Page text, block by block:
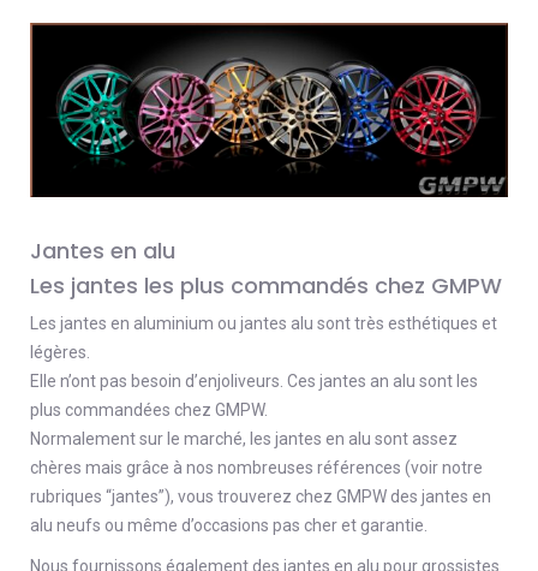
Jantes en alu
Les jantes les plus commandés chez GMPW
Les jantes en aluminium ou jantes alu sont très esthétiques et
légères.
Elle n’ont pas besoin d’enjoliveurs. Ces jantes an alu sont les
plus commandées chez GMPW.
Normalement sur le marché, les jantes en alu sont assez
chères mais grâce à nos nombreuses références (voir notre
rubriques “jantes”), vous trouverez chez GMPW des jantes en
alu neufs ou même d’occasions pas cher et garantie.
Nous fournissons également des jantes en alu pour grossistes